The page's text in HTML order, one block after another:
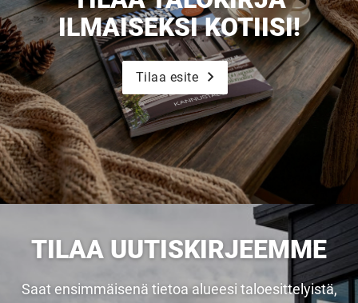
ILMAISEKSI KOTIISI!
Tilaa esite
TILAA UUTISKIRJEEMME
Saat ensimmäisenä tietoa alueesi taloesittelyistä,